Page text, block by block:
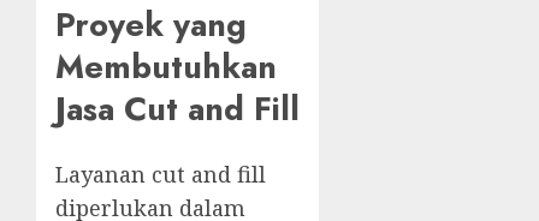
Proyek yang
Membutuhkan
Jasa Cut and Fill
Layanan cut and fill
diperlukan dalam